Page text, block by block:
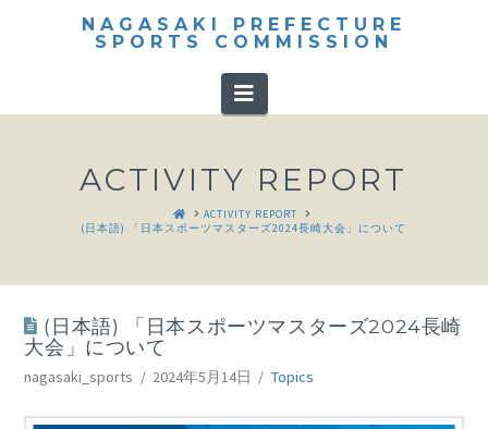
NAGASAKI PREFECTURE
SPORTS COMMISSION
Navigation
ACTIVITY REPORT
HOMEACTIVITY REPORT
(日本語) 「日本スポーツマスターズ2024長崎大会」について
(日本語) 「日本スポーツマスターズ2024長崎
大会」について
nagasaki_sports 2024年5月14日 Topics